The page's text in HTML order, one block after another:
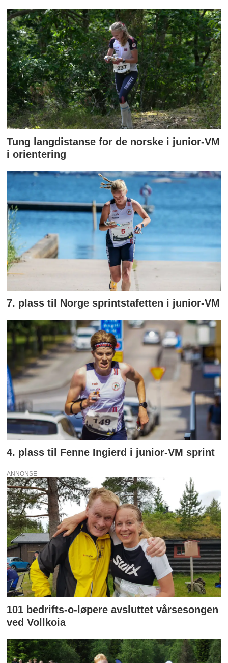
Tung langdistanse for de norske i junior-VM
i orientering
7. plass til Norge sprintstafetten i junior-VM
4. plass til Fenne Ingierd i junior-VM sprint
ANNONSE
101 bedrifts-o-løpere avsluttet vårsesongen
ved Vollkoia